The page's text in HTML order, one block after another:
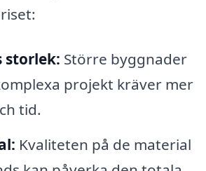
storlek: Större byggnader
projekt kräver mer
tid.
Kvaliteten på de material